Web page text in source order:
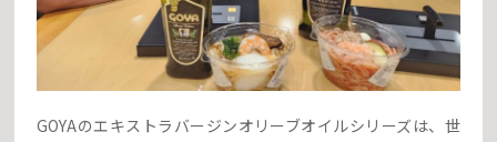
GOYAのエキストラバージンオリーブオイルシリーズは、世